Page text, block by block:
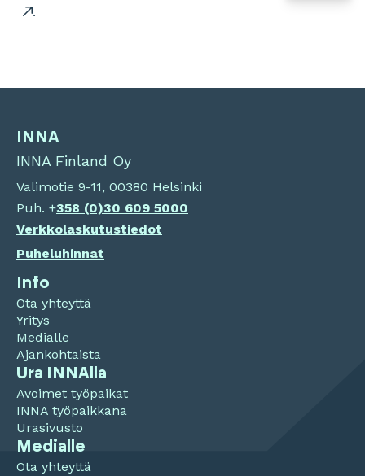
.
INNA
INNA Finland Oy
Valimotie 9-11, 00380 Helsinki
Puh. +358 (0)30 609 5000
Verkkolaskutustiedot
Puheluhinnat
Info
Ota yhteyttä
Yritys
Medialle
Ajankohtaista
Ura INNAlla
Avoimet työpaikat
INNA työpaikkana
Urasivusto
Medialle
Ota yhteyttä